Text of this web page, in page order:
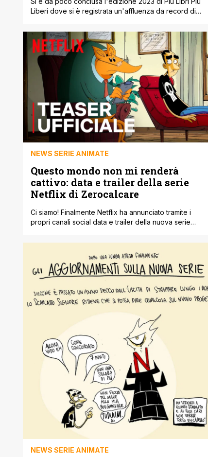
Liberi dove si è registrata un'affluenza da record di
anche dal ponte che ha spinto i romani e i tanti
partecipanti da tutta Italia ad affluire all'evento. Al
successo ha contribuito sicuramente l'afflusso di
scolaresche dei [']
NEWS SERIE ANIMATE
Questo mondo non mi renderà
cattivo: data e trailer della serie
Netflix di Zerocalcare
Ci siamo! Finalmente Netflix ha annunciato tramite i
propri canali social data e trailer della nuova serie
Strappare lungo i bordi con una storia tutta nuova
ambientata nello stesso universo. Ci saranno i
personaggi amati di sempre e new entry! Questo mondo
non mi renderà cattivo [']
NEWS SERIE ANIMATE